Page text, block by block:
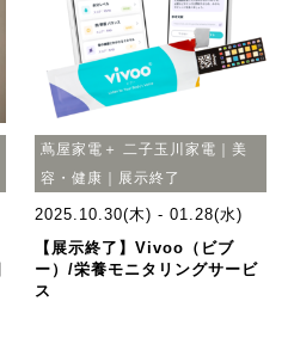
蔦屋家電＋ 二子玉川家電｜美
容・健康｜展示終了
2025.10.30(木) - 01.28(水)
【展示終了】Vivoo（ビブ
ー）/栄養モニタリングサービ
ス